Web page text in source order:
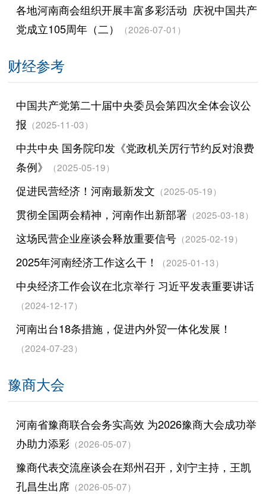
各地河南商会组织开展丰富多彩活动 庆祝中国共产
党成立105周年（二）
（2026-07-01）
财经参考
中国共产党第二十届中央委员会第四次全体会议公
报 （2025-11-03）
中共中央 国务院印发《党政机关厉行节约反对浪费
条例》
（2025-05-19）
促进民营经济！河南最新发文 （2025-05-19）
贯彻全国两会精神，河南作出新部署（2025-03-18）
这场民营企业座谈会释放重要信号（2025-02-19）
2025年河南经济工作这么干！ （2025-01-13）
中央经济工作会议在北京举行 习近平发表重要讲话
（2024-12-17）
河南出台18条措施，促进内外贸一体化发展！
（2024-07-23）
豫商大会
河南省豫商联合会务实高效 为2026豫商大会成功举
办助力添彩（2026-05-07）
豫商代表交流座谈会在郑州召开，刘宁主持，王凯
孔昌生出席（2026-05-07）